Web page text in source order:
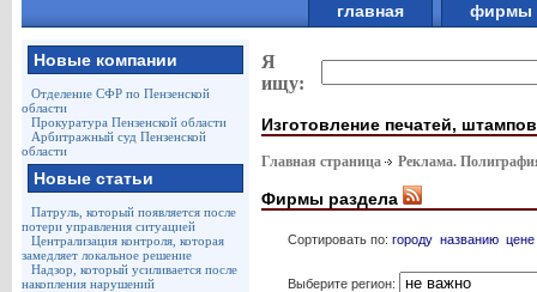
главная
Новые компании
Отделение СФР по Пензенской
области
Прокуратура Пензенской области
Арбитражный суд Пензенской
области
Новые статьи
Патруль, который появляется после
потери управления ситуацией
Централизация контроля, которая
замедляет локальное решение
Надзор, который усиливается после
накопления нарушений
Я
ищу:
Изготовление печатей, штампов
Главная страница Реклама.
Фирмы раздела
Сортировать по: городу названию цене
Выберите регион: